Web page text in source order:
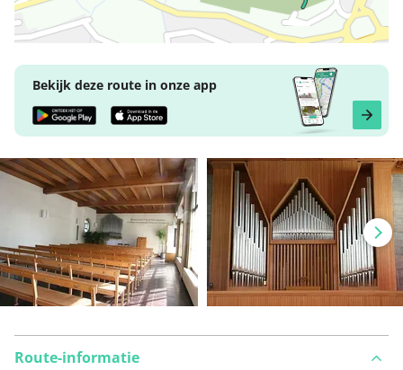
Bekijk deze route in onze app
Route-informatie